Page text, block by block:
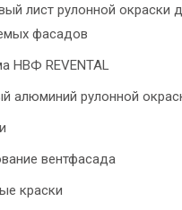
лист рулонной окраски
фасадов
НВФ REVENTAL
алюминий рулонной
вентфасада
краски